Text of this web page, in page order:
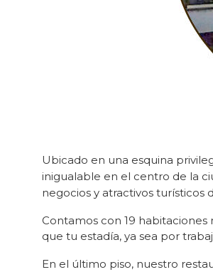
Ubicado en una esquina
inigualable en el centro de la
negocios y atractivos turísticos
Contamos con 19
que tu estadía, ya sea por
En el último piso, nuestro